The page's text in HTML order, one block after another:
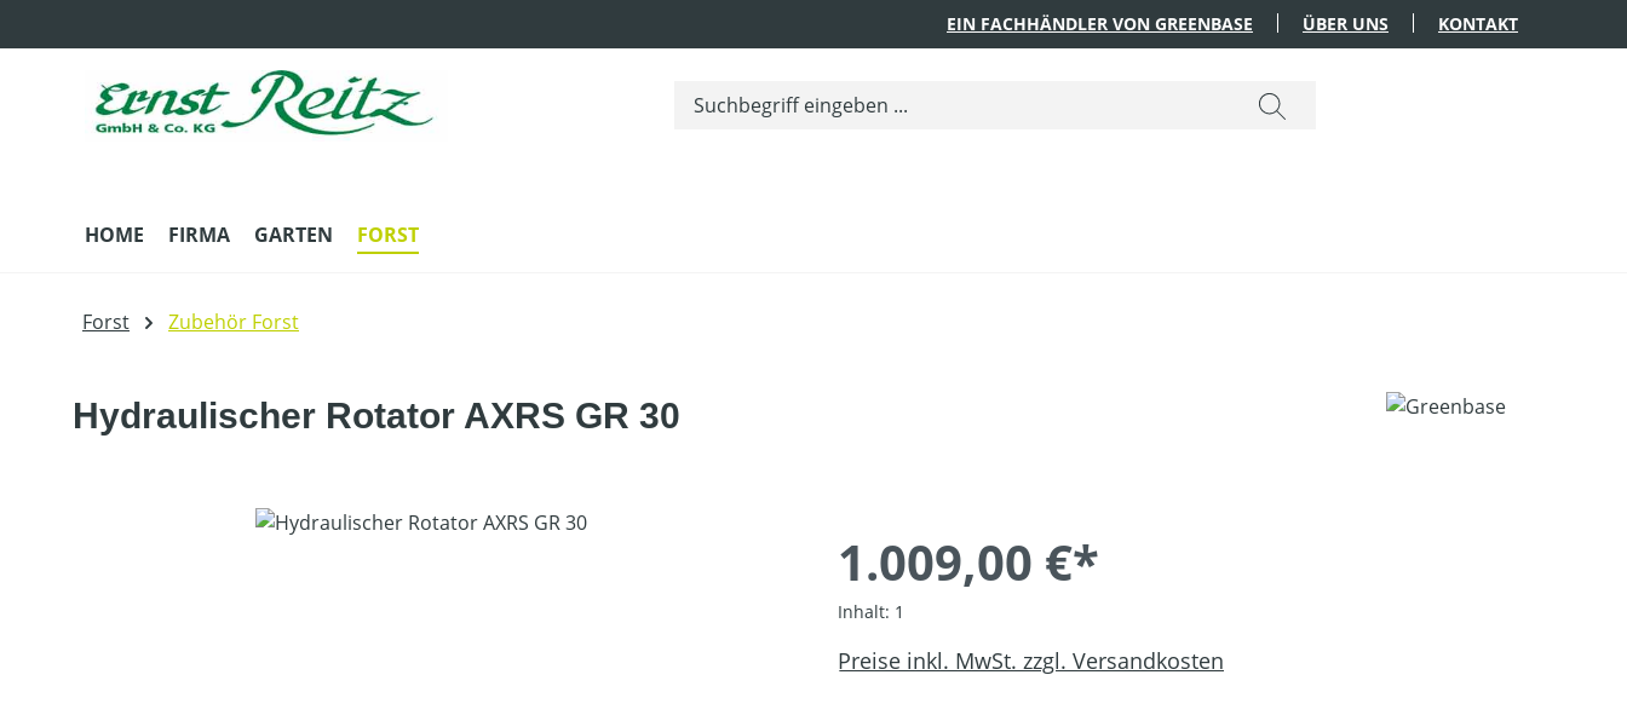
EIN FACHHÄNDLER VON GREENBASE ÜBER UNS KONTAKT
HOME FIRMA GARTEN FORST
Forst Zubehör Forst
Hydraulischer Rotator AXRS GR 30
Bildergalerie überspringen
1.009,00 €*
Inhalt: 1
Preise inkl. MwSt. zzgl. Versandkosten